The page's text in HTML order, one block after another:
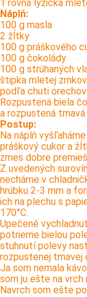
1 rovná lyžička
Náplň:
100 g masla
2 žĺtky
100 g práškového
100 g čokolády
100 g strúhaných
štipka mletej
podľa chuti
Rozpustená biela
a rozpustená
Postup:
Na náplň
práškový cukor a
zmes dobre
Z uvedených
necháme v
hrúbku 2-3 mm a
ich na plechu s
170°C.
Upečené
potrieme bielou
stuhnutí polevy
rozpustenej tmavej
Ja som nemala
som ju ešte na vrch
Navrch som ešte